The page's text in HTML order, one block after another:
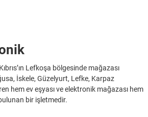
Lefkoşa bölgesinde mağazası
İskele, Güzelyurt, Lefke, Karpaz
hem ev eşyası ve elektronik mağazası hem
bir işletmedir.